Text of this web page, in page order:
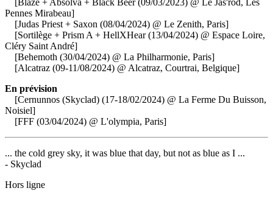
[Blaze + Absolva + Black Beer (09/03/2023) @ Le Jas'rod, Les
Pennes Mirabeau]
[Judas Priest + Saxon (08/04/2024) @ Le Zenith, Paris]
[Sortilège + Prism A + HellXHear (13/04/2024) @ Espace Loire,
Cléry Saint André]
[Behemoth (30/04/2024) @ La Philharmonie, Paris]
[Alcatraz (09-11/08/2024) @ Alcatraz, Courtrai, Belgique]
En prévision
[Cernunnos (Skyclad) (17-18/02/2024) @ La Ferme Du Buisson,
Noisiel]
[FFF (03/04/2024) @ L'olympia, Paris]
... the cold grey sky, it was blue that day, but not as blue as I ...
- Skyclad
Hors ligne